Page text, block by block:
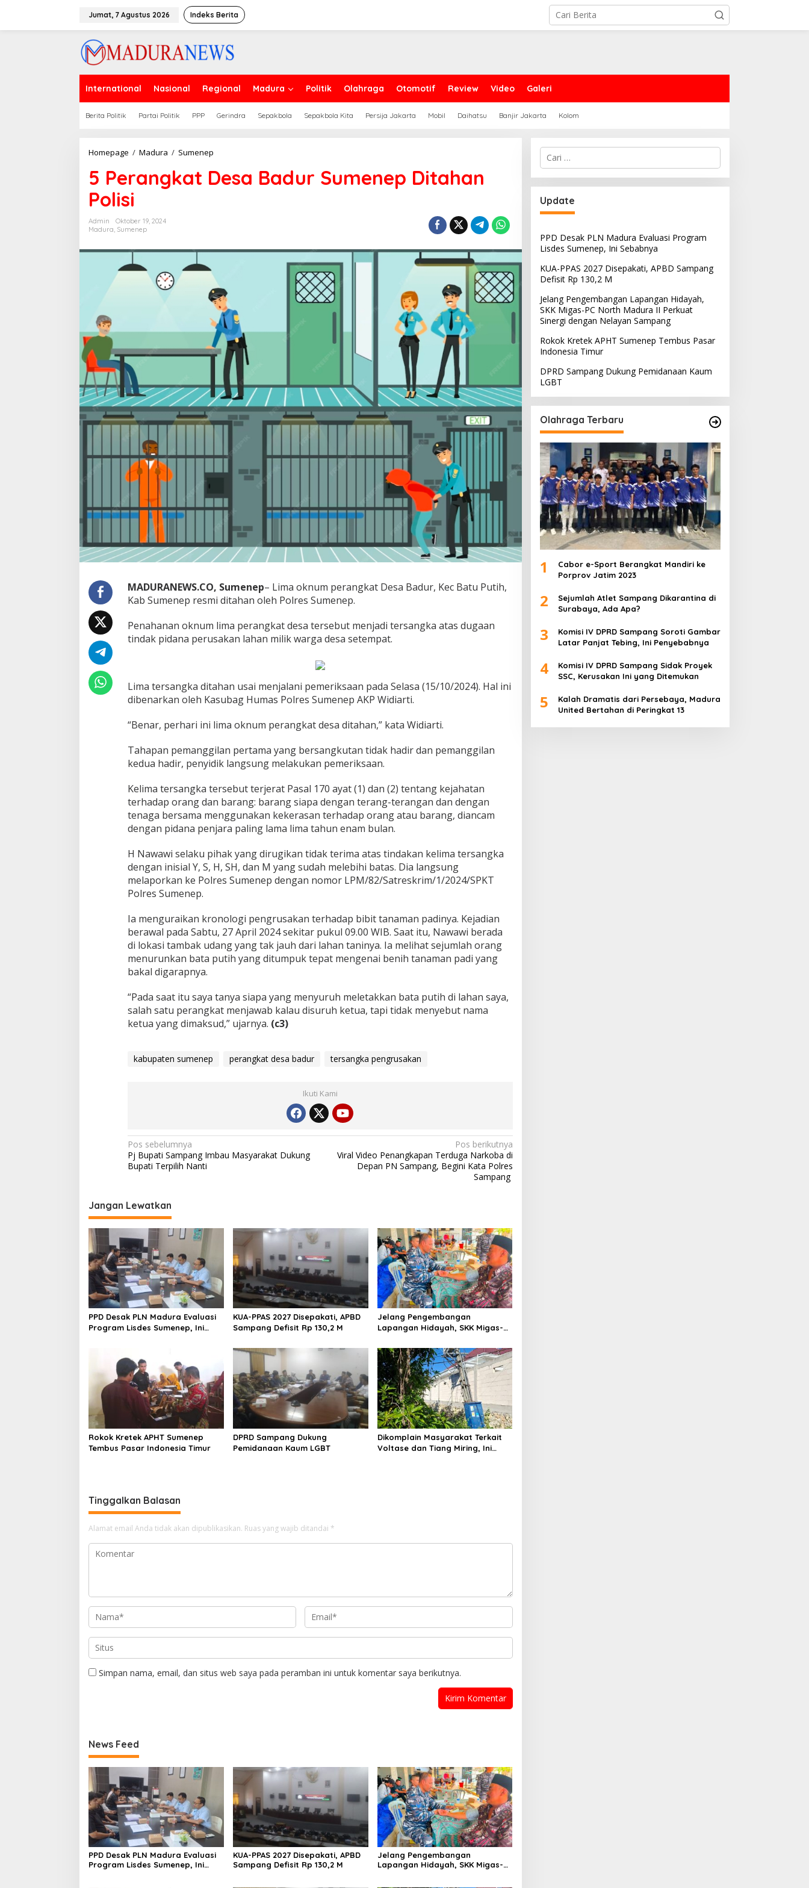
Jumat, 7 Agustus 2026 Indeks Berita
International Nasional Regional Madura Politik Olahraga Otomotif Review Video Galeri
Berita Politik Partai Politik PPP Gerindra Sepakbola Sepakbola Kita Persija Jakarta Mobil Daihatsu Banjir Jakarta Kolom
Homepage / Madura / Sumenep
Desa
Badur
5 Perangkat Desa Badur Sumenep Ditahan
Polisi
Admin
Oktober 19, 2024
Madura, Sumenep
MADURANEWS.CO, Sumenep– Lima oknum perangkat Desa Badur, Kec Batu Putih,
Kab Sumenep resmi ditahan oleh Polres Sumenep.
Penahanan oknum lima perangkat desa tersebut menjadi tersangka atas dugaan
tindak pidana perusakan lahan milik warga desa setempat.
Lima tersangka ditahan usai menjalani pemeriksaan pada Selasa (15/10/2024). Hal ini
dibenarkan oleh Kasubag Humas Polres Sumenep AKP Widiarti.
“Benar, perhari ini lima oknum perangkat desa ditahan,” kata Widiarti.
Tahapan pemanggilan pertama yang bersangkutan tidak hadir dan pemanggilan
kedua hadir, penyidik langsung melakukan pemeriksaan.
Kelima tersangka tersebut terjerat Pasal 170 ayat (1) dan (2) tentang kejahatan
terhadap orang dan barang: barang siapa dengan terang-terangan dan dengan
tenaga bersama menggunakan kekerasan terhadap orang atau barang, diancam
dengan pidana penjara paling lama lima tahun enam bulan.
H Nawawi selaku pihak yang dirugikan tidak terima atas tindakan kelima tersangka
dengan inisial Y, S, H, SH, dan M yang sudah melebihi batas. Dia langsung
melaporkan ke Polres Sumenep dengan nomor LPM/82/Satreskrim/1/2024/SPKT
Polres Sumenep.
Ia menguraikan kronologi pengrusakan terhadap bibit tanaman padinya. Kejadian
berawal pada Sabtu, 27 April 2024 sekitar pukul 09.00 WIB. Saat itu, Nawawi berada
di lokasi tambak udang yang tak jauh dari lahan taninya. Ia melihat sejumlah orang
menurunkan bata putih yang ditumpuk tepat mengenai benih tanaman padi yang
bakal digarapnya.
“Pada saat itu saya tanya siapa yang menyuruh meletakkan bata putih di lahan saya,
salah satu perangkat menjawab kalau disuruh ketua, tapi tidak menyebut nama
ketua yang dimaksud,” ujarnya. (c3)
kabupaten sumenep perangkat desa badur tersangka pengrusakan
Ikuti Kami
Navigasi
pos
Pos sebelumnya
Pj Bupati Sampang Imbau Masyarakat Dukung
Bupati Terpilih Nanti
Pos berikutnya
Viral Video Penangkapan Terduga Narkoba di
Depan PN Sampang, Begini Kata Polres
Sampang
Jangan Lewatkan
PPD Desak PLN Madura Evaluasi
Program Lisdes Sumenep, Ini
KUA-PPAS 2027 Disepakati, APBD
Sampang Defisit Rp 130,2 M
Jelang Pengembangan
Lapangan Hidayah, SKK Migas-
Sinergi dengan Nelayan
Sampang
Rokok Kretek APHT Sumenep
Tembus Pasar Indonesia Timur
DPRD Sampang Dukung
Pemidanaan Kaum LGBT
Dikomplain Masyarakat Terkait
Voltase dan Tiang Miring, Ini
Tinggalkan Balasan
Alamat email Anda tidak akan dipublikasikan. Ruas yang wajib ditandai *
Simpan nama, email, dan situs web saya pada peramban ini untuk komentar saya berikutnya.
News Feed
PPD Desak PLN Madura Evaluasi
Program Lisdes Sumenep, Ini
KUA-PPAS 2027 Disepakati, APBD
Sampang Defisit Rp 130,2 M
Jelang Pengembangan
Lapangan Hidayah, SKK Migas-
Cari
untuk:
Update
PPD Desak PLN Madura Evaluasi Program
Lisdes Sumenep, Ini Sebabnya
KUA-PPAS 2027 Disepakati, APBD Sampang
Defisit Rp 130,2 M
Jelang Pengembangan Lapangan Hidayah,
SKK Migas-PC North Madura II Perkuat
Sinergi dengan Nelayan Sampang
Rokok Kretek APHT Sumenep Tembus Pasar
Indonesia Timur
DPRD Sampang Dukung Pemidanaan Kaum
LGBT
Olahraga Terbaru
1
Cabor e-Sport Berangkat Mandiri ke
Porprov Jatim 2023
2
Sejumlah Atlet Sampang Dikarantina di
Surabaya, Ada Apa?
3
Komisi IV DPRD Sampang Soroti Gambar
Latar Panjat Tebing, Ini Penyebabnya
4
Komisi IV DPRD Sampang Sidak Proyek
SSC, Kerusakan Ini yang Ditemukan
5
Kalah Dramatis dari Persebaya, Madura
United Bertahan di Peringkat 13